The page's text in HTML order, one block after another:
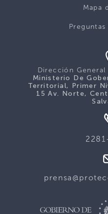
Mapa
Dirección
Ministerio De
Territorial, Primer
15 Av. Norte,